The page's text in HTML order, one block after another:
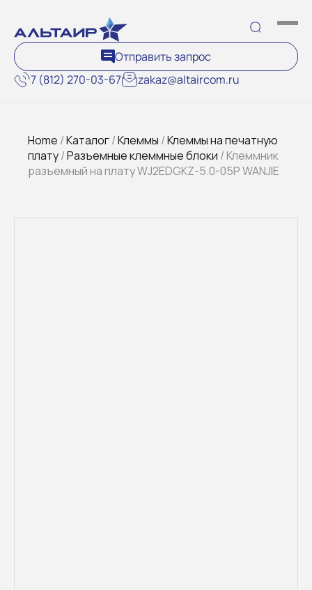
7 (812) 270-03-67 zakaz@altaircom.ru
Отправить запрос
Home /Каталог/Клеммы /Клеммы на печатную
плату/Разъемные клеммные блоки / Клеммник
разъемный на плату WJ2EDGKZ-5.0-05P WANJIE